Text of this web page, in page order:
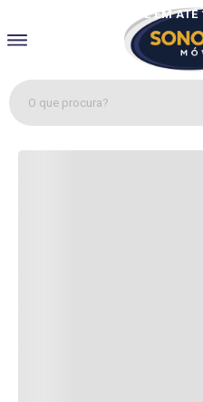
PAGUE EM
O que procura?